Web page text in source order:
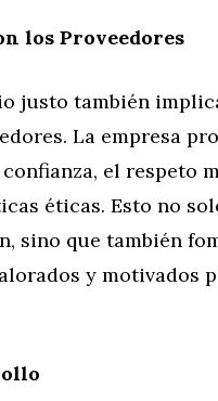
los Proveedores
justo también
La empresa
el respeto
éticas. Esto no
sino que también
y motivados